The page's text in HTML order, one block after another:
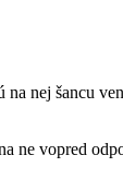
nej šancu
ne vopred